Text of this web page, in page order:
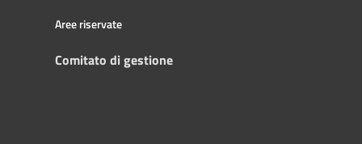
Aree riservate
Comitato di gestione